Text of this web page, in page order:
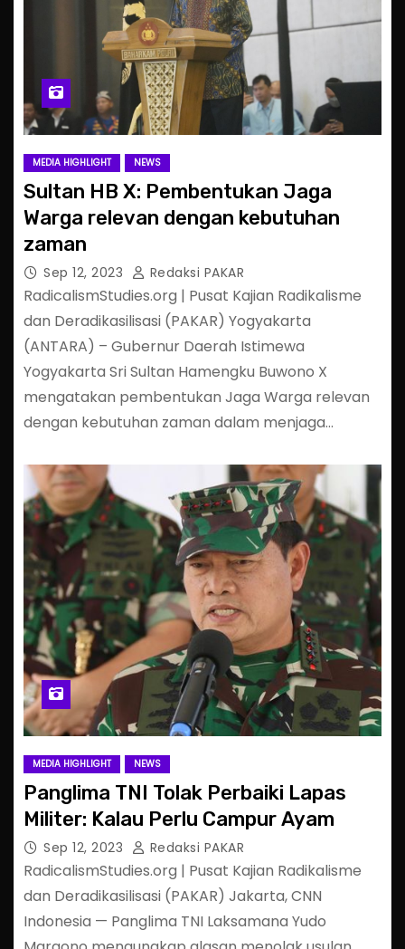
MEDIA HIGHLIGHT NEWS
Sultan HB X: Pembentukan Jaga
Warga relevan dengan kebutuhan
zaman
Sep 12, 2023 Redaksi PAKAR
RadicalismStudies.org | Pusat Kajian Radikalisme
dan Deradikasilisasi (PAKAR) Yogyakarta
(ANTARA) – Gubernur Daerah Istimewa
Yogyakarta Sri Sultan Hamengku Buwono X
mengatakan pembentukan Jaga Warga relevan
dengan kebutuhan zaman dalam menjaga…
MEDIA HIGHLIGHT NEWS
Panglima TNI Tolak Perbaiki Lapas
Militer: Kalau Perlu Campur Ayam
Sep 12, 2023 Redaksi PAKAR
RadicalismStudies.org | Pusat Kajian Radikalisme
dan Deradikasilisasi (PAKAR) Jakarta, CNN
Indonesia — Panglima TNI Laksamana Yudo